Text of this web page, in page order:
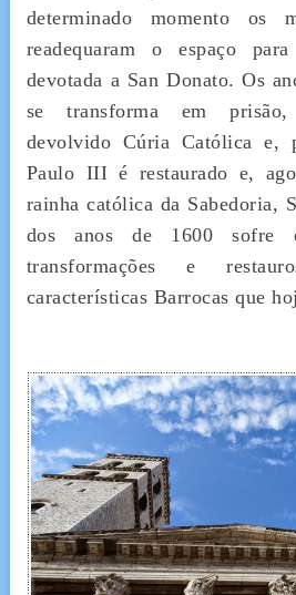
determinado momento os
readequaram o espaço
devotada a San Donato. Os
se transforma em prisão,
devolvido Cúria Católica e,
Paulo III é restaurado e,
rainha católica da Sabedoria,
dos anos de 1600 sofre
transformações e
características Barrocas que